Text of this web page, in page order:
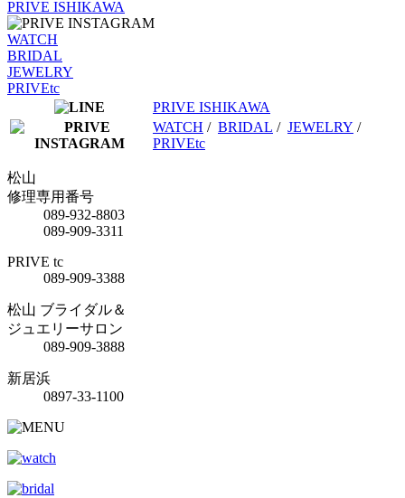
PRIVE ISHIKAWA
WATCH
BRIDAL
JEWELRY
PRIVEtc
PRIVE ISHIKAWA
WATCH / BRIDAL / JEWELRY /
PRIVEtc
松山
修理専用番号
089-932-8803
089-909-3311
PRIVE tc
089-909-3388
松山 ブライダル＆
ジュエリーサロン
089-909-3888
新居浜
0897-33-1100